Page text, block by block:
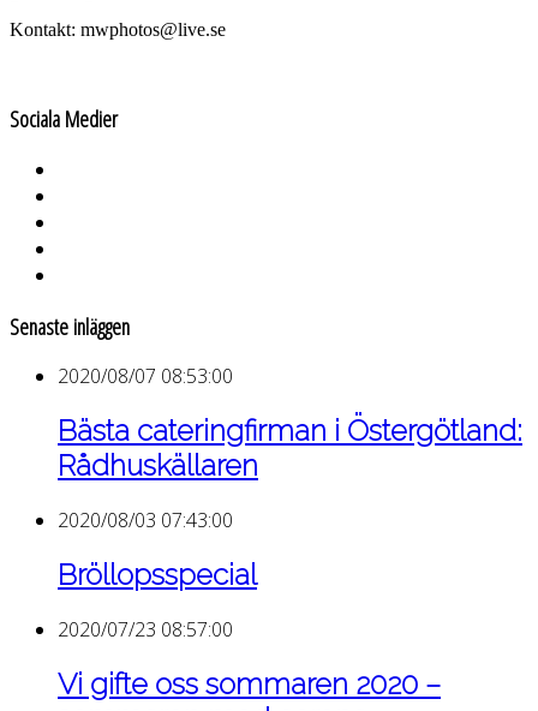
Kontakt: mwphotos@live.se
Sociala Medier
Senaste inläggen
2020/08/07 08:53:00
Bästa cateringfirman i Östergötland:
Rådhuskällaren
2020/08/03 07:43:00
Bröllopsspecial
2020/07/23 08:57:00
Vi gifte oss sommaren 2020 –